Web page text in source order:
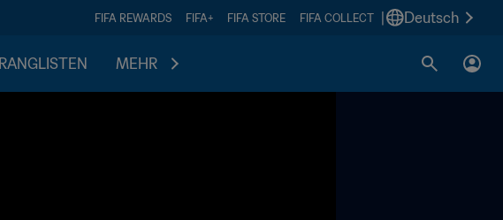
FIFA REWARDS FIFA+ FIFA STORE FIFA COLLECT Deutsch
RANGLISTEN MEHR